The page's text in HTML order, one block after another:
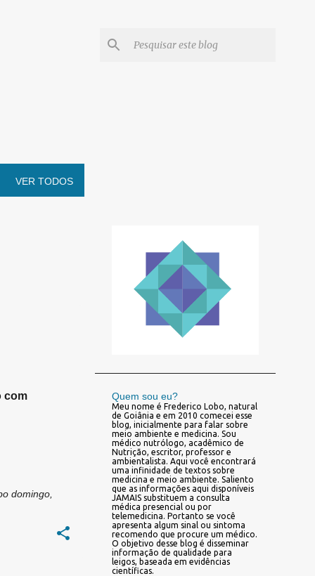
VER TODOS
com
domingo,
Quem sou eu?
Meu nome é Frederico Lobo, natural
de Goiânia e em 2010 comecei esse
blog, inicialmente para falar sobre
meio ambiente e medicina. Sou
médico nutrólogo, acadêmico de
Nutrição, escritor, professor e
ambientalista. Aqui você encontrará
uma infinidade de textos sobre
medicina e meio ambiente. Saliento
que as informações aqui disponíveis
JAMAIS substituem a consulta
médica presencial ou por
telemedicina. Portanto se você
apresenta algum sinal ou sintoma
recomendo que procure um médico.
O objetivo desse blog é disseminar
informação de qualidade para
leigos, baseada em evidências
científicas.